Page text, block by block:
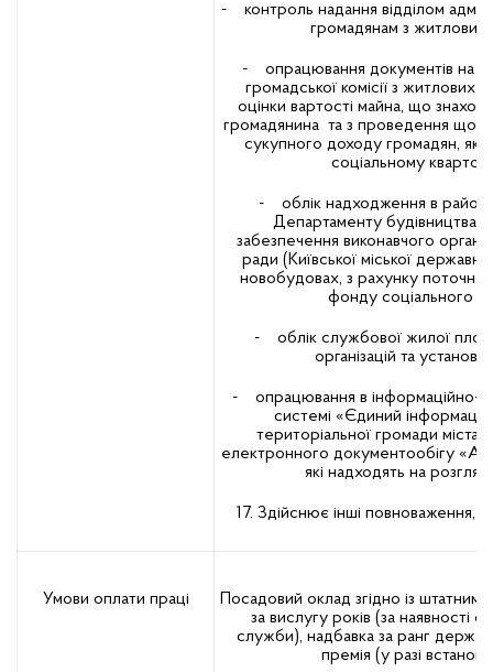
- контроль надання відділом
громадянам з житлових
- опрацювання документів на
громадської комісії з житлових
оцінки вартості майна, що
громадянина та з проведення
сукупного доходу громадян, які
соціальному
- облік надходження в район
Департаменту будівництва
забезпечення виконавчого органу
ради (Київської міської
новобудовах, з рахунку
фонду соціального
- облік службової жилої
організацій та установ
- опрацювання в інформаційно-
системі «Єдиний
територіальної громади міста
електронного документообігу
які надходять на розгляд
17. Здійснює інші повноваження,
Умови оплати праці
Посадовий оклад згідно із
за вислугу років (за наявності
служби), надбавка за ранг
премія (у разі